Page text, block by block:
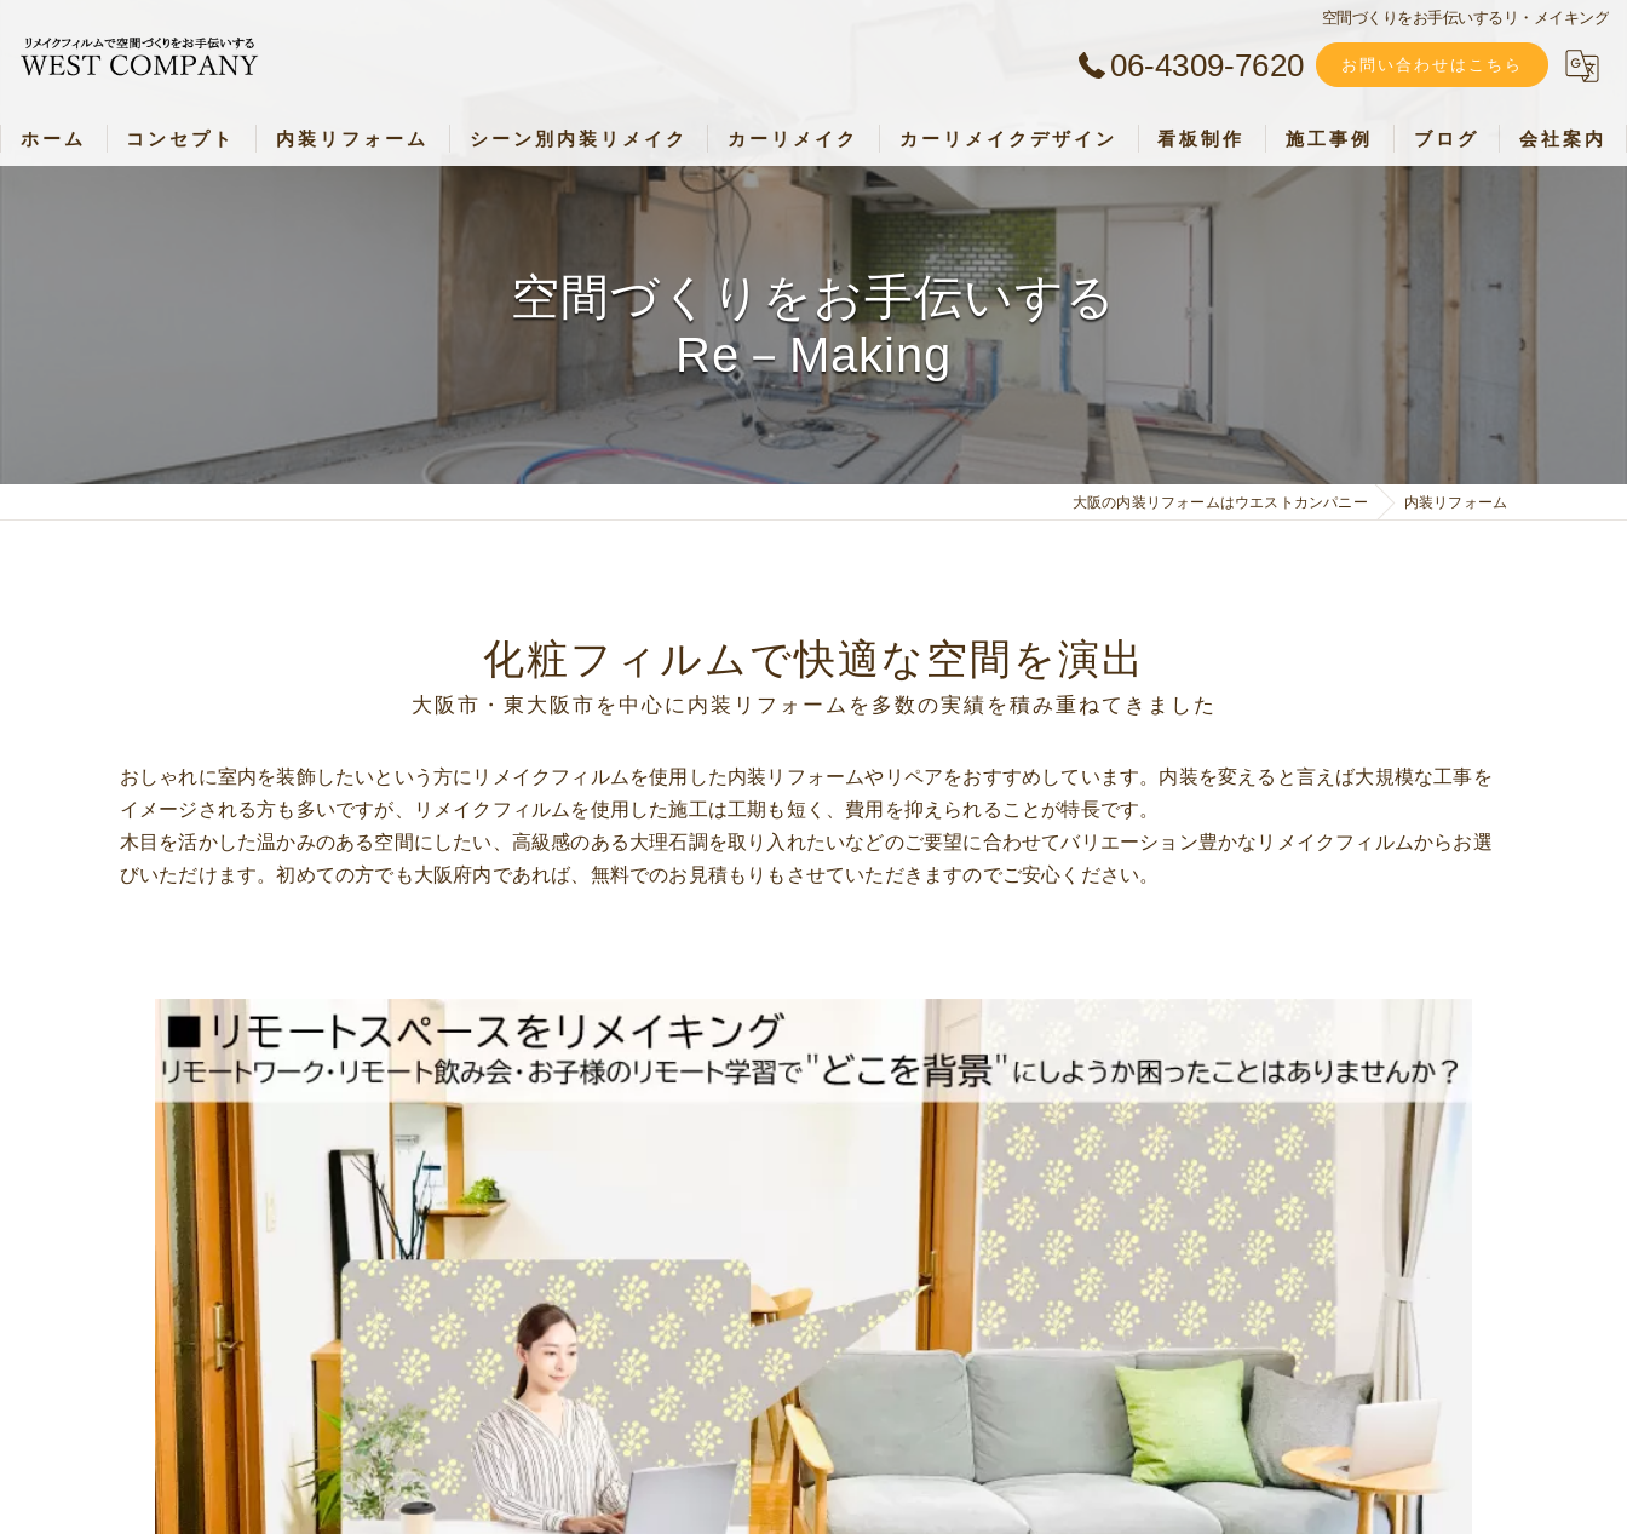
空間づくりをお手伝いするリ・メイキング
06-4309-7620 お問い合わせはこちら
ホーム コンセプト 内装リフォーム
キッチンリメイク・料金表
バスルームリメイク・料金表
シャッターリメイク・料金表
アクリルパーテーション・料金表
シーン別内装リメイク
シーン別内装リメイク
飲食店・アパレル・店舗リメイク
病院・施設・キッズルームリメイク
お部屋（キッチン・子ども部屋・壁など）リメイク
カーリメイク
カーリメイク専門店 RemakeUp
パーツセット・料金表
カーリメイクデザイン 看板制作 施工事例 ブログ 会社案内
採用情報
空間づくりをお手伝いする
Re－Making
大阪の内装リフォームはウエストカンパニー 内装リフォーム
大阪市・東大阪市を中心に内装リフォームを多数の実績を積み重ねてきました
化粧フィルムで快適な空間を演出
おしゃれに室内を装飾したいという方にリメイクフィルムを使用した内装リフォームやリペアをおすすめしています。内装を変えると言えば大規模な工事を
イメージされる方も多いですが、リメイクフィルムを使用した施工は工期も短く、費用を抑えられることが特長です。
木目を活かした温かみのある空間にしたい、高級感のある大理石調を取り入れたいなどのご要望に合わせてバリエーション豊かなリメイクフィルムからお選
びいただけます。初めての方でも大阪府内であれば、無料でのお見積もりもさせていただきますのでご安心ください。